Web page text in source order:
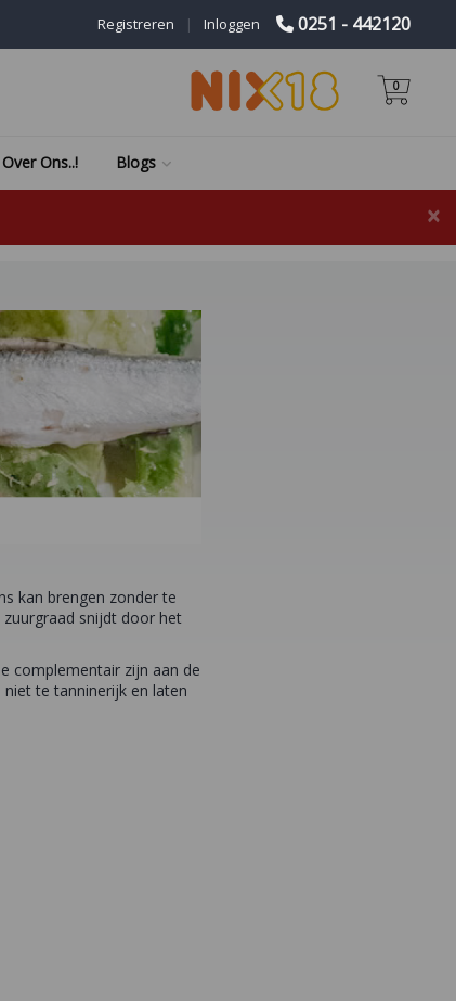
0251 - 442120
Inloggen
|
Registreren
0
Over Ons..! Blogs
×
kan brengen zonder te
snijdt door het
complementair zijn aan de
te tanninerijk en laten